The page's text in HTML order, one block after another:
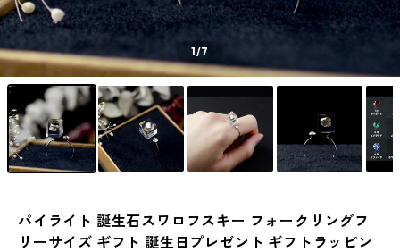
1/7
パイライト 誕生石スワロフスキー フォークリングフ
リーサイズ ギフト 誕生日プレゼント ギフトラッピン